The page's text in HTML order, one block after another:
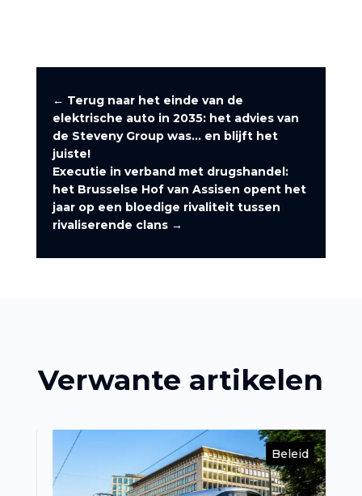
← Terug naar het einde van de
elektrische auto in 2035: het advies van
de Steveny Group was... en blijft het
juiste!
Executie in verband met drugshandel:
het Brusselse Hof van Assisen opent het
jaar op een bloedige rivaliteit tussen
rivaliserende clans→
Verwante artikelen
Beleid